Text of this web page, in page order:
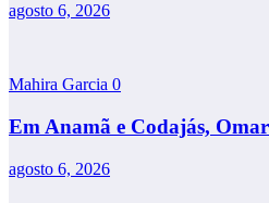
agosto 6, 2026
Mahira Garcia 0
Em Anamã e Codajás,
agosto 6, 2026